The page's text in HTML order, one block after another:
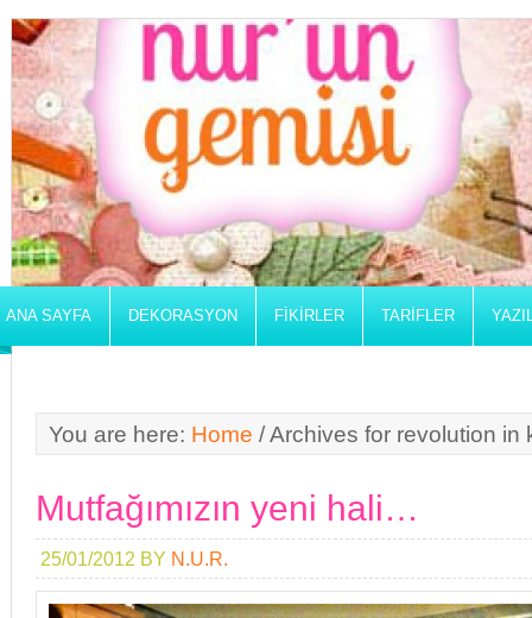
ANA SAYFA DEKORASYON FIKIRLER TARIFLER
You are here: Home /Archives for revolution in
Mutfağımızın yeni hali…
25/01/2012 BY N.U.R.